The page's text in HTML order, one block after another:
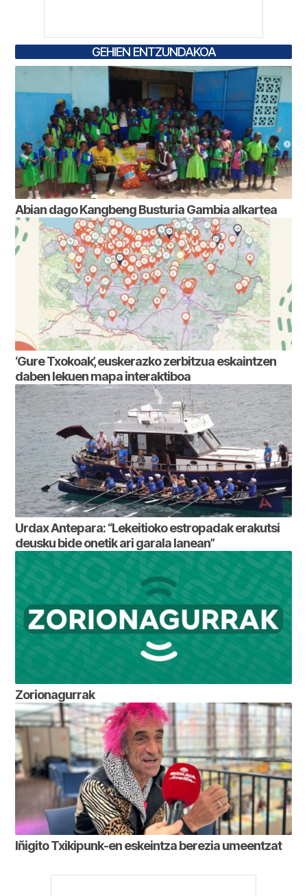
GEHIEN ENTZUNDAKOA
Abian dago Kangbeng Busturia Gambia alkartea
‘Gure Txokoak’, euskerazko zerbitzua eskaintzen
daben lekuen mapa interaktiboa
Urdax Antepara: “Lekeitioko estropadak erakutsi
deusku bide onetik ari garala lanean”
Zorionagurrak
Iñigito Txikipunk-en eskeintza berezia umeentzat